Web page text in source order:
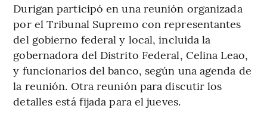
Durigan participó en una reunión organizada
por el Tribunal Supremo con representantes
del gobierno federal y local, incluida la
gobernadora del Distrito Federal, Celina Leao,
y funcionarios del banco, según una agenda de
la reunión. Otra reunión para discutir los
detalles está fijada para el jueves.